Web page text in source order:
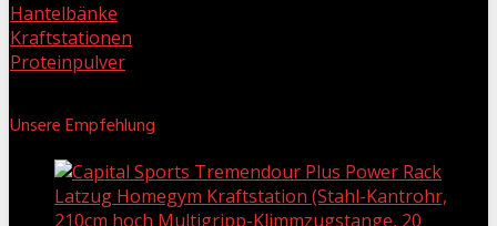
Hantelbänke
Kraftstationen
Proteinpulver
Unsere Empfehlung